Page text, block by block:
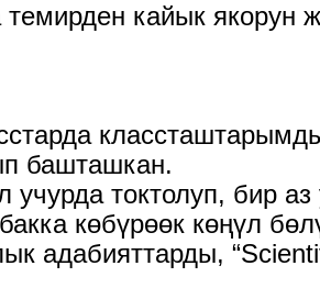
кайык якорун
башташкан.
учурда токтолуп, бир
көбүрөөк көңүл
адабияттарды,